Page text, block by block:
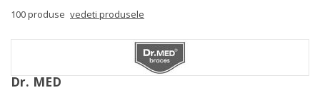
100 produse vedeti produsele
Dr. MED